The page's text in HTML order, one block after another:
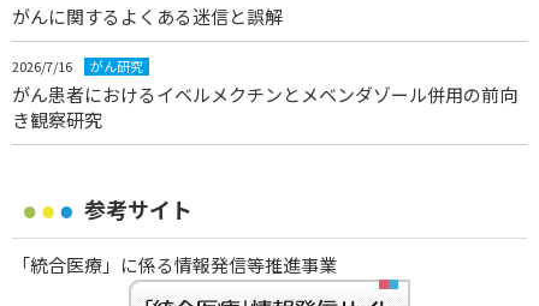
がんに関するよくある迷信と誤解
2026/7/16 がん研究
がん患者におけるイベルメクチンとメベンダゾール併用の前向
き観察研究
参考サイト
「統合医療」に係る情報発信等推進事業